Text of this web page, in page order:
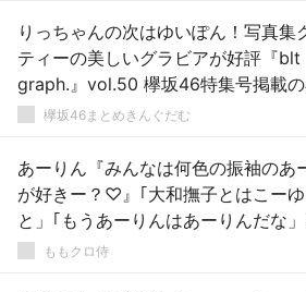
りっちゃんの次はゆいぽん！写真集
ティーの美しいグラビアが好評『blt
graph.』vol.50 欅坂46特集号掲載の
依グラビアアザーカット公開
欅坂46まとめきんぐだむ
あーりん『みんなは何色の振袖のあ
が好きー？♡』｢大和撫子とはこーゆ
と」｢もうあーりんはあーりんだな
さんの姉さん感とあーりんの妹感」
ももクロ侍